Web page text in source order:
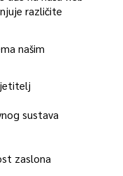
različite
našim
sustava
zaslona